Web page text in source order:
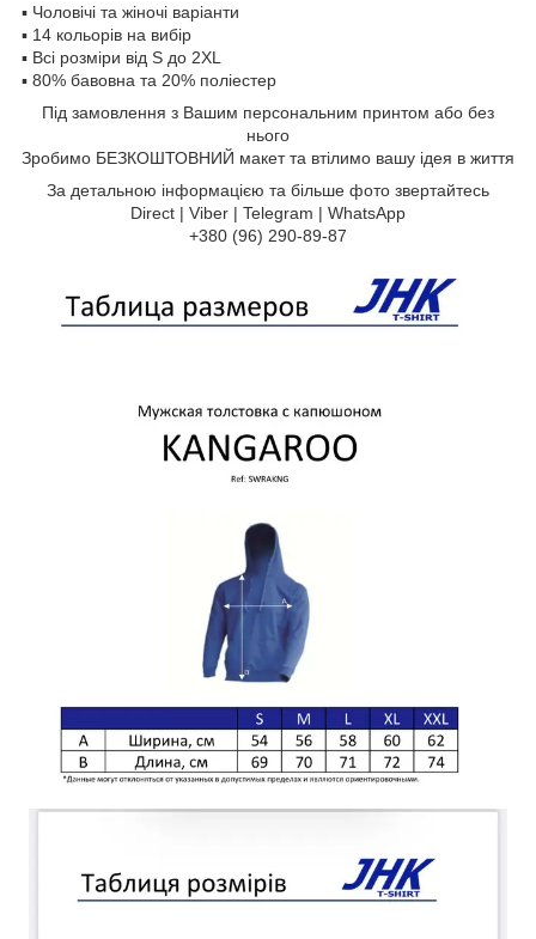
▪️ Чоловічі та жіночі варіанти
▪️ 14 кольорів на вибір
▪️ Всі розміри від S до 2XL
▪️ 80% бавовна та 20% поліестер
Під замовлення з Вашим персональним принтом або без
нього
Зробимо БЕЗКОШТОВНИЙ макет та втілимо вашу ідея в життя
За детальною інформацією та більше фото звертайтесь
Direct | Viber | Telegram | WhatsApp
+380 (96) 290-89-87